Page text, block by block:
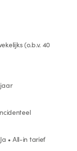
(o.b.v. 40
• All-in tarief